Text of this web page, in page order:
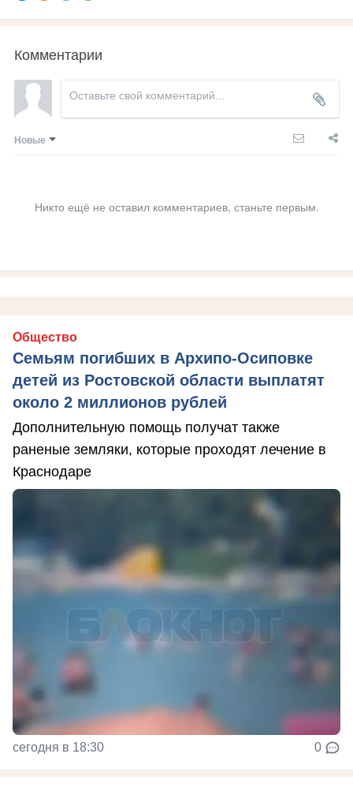
Комментарии
Новые
Никто ещё не оставил комментариев, станьте первым.
Общество
Семьям погибших в Архипо-Осиповке
детей из Ростовской области выплатят
около 2 миллионов рублей
Дополнительную помощь получат также
раненые земляки, которые проходят лечение в
Краснодаре
сегодня в 18:30 0